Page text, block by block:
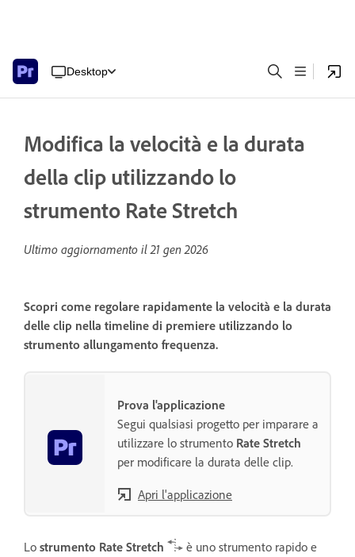
Desktop
Modifica la velocità e la durata
della clip utilizzando lo
strumento Rate Stretch
Ultimo aggiornamento il21 gen 2026
Scopri come regolare rapidamente la velocità e la durata
delle clip nella timeline di premiere utilizzando lo
strumento allungamento frequenza.
Prova l'applicazione
Segui qualsiasi progetto per imparare a
utilizzare lo strumento Rate Stretch
per modificare la durata delle clip.
Apri l'applicazione
Lo strumento Rate Stretch
è uno strumento rapido e